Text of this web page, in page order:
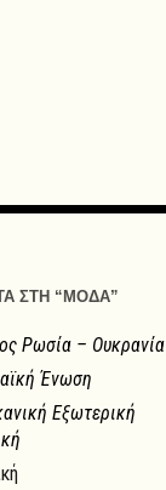
ΣΤΗ “ΜΟΔΑ”
Ρωσία – Ουκρανία
Ένωση
Εξωτερική